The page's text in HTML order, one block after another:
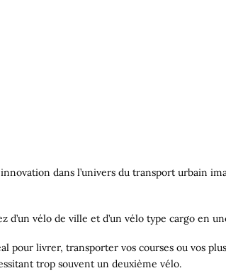
dans l’univers du transport urbain
d’un vélo de ville et d’un vélo type cargo en
pour livrer, transporter vos courses ou vos
trop souvent un deuxième vélo.